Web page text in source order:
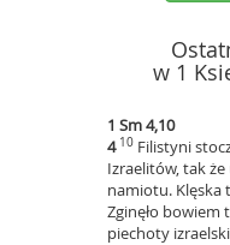
w 1
1 Sm 4,10
410 Filistyni
Izraelitów, tak że
namiotu. Klęska
Zginęło bowiem
piechoty